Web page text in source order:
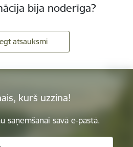
bija noderīga?
atsauksmi
kurš uzzina!
saņemšanai savā e-pastā.